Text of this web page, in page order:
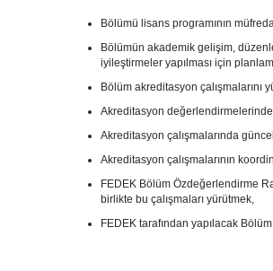
Bölümü lisans programının
Bölümün akademik gelişim,
iyileştirmeler yapılması için
Bölüm akreditasyon çalışmalarını
Akreditasyon
Akreditasyon çalışmalarında
Akreditasyon çalışmalarının
FEDEK Bölüm Özdeğerlendirme
birlikte bu çalışmaları yürütmek,
FEDEK tarafından yapılacak